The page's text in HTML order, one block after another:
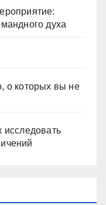
духа
о которых вы не
исследовать